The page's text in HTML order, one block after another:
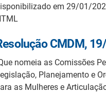
em 29/01/
CMDM,
nomeia as Comissões
Planejamento e
as Mulheres e